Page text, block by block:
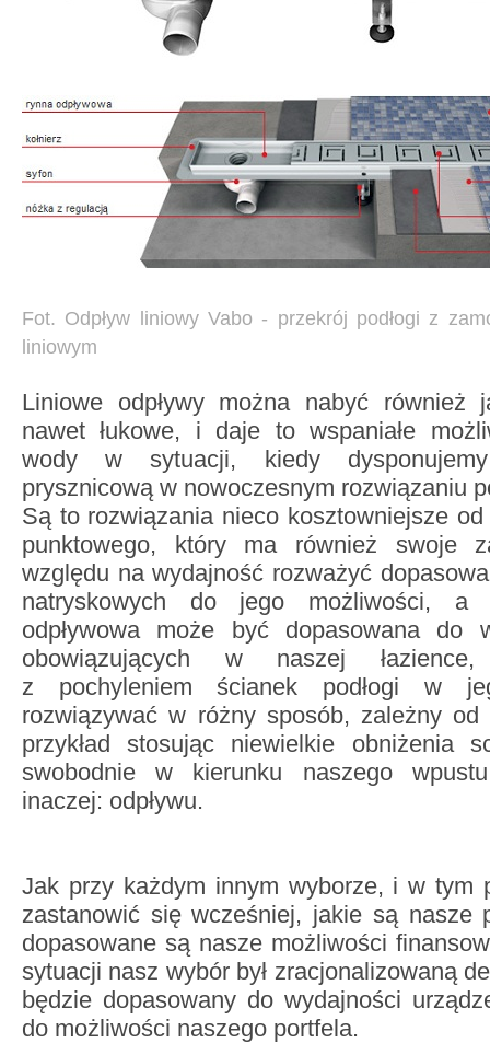
Fot. Odpływ liniowy Vabo - przekrój podłogi z
liniowym
Liniowe odpływy można nabyć
nawet łukowe, i daje to wspaniałe
wody w sytuacji, kiedy
prysznicową w nowoczesnym rozwiązaniu
Są to rozwiązania nieco kosztowniejsze od
punktowego, który ma również swoje
względu na wydajność rozważyć
natryskowych do jego możliwości, a
odpływowa może być dopasowana do
obowiązujących w naszej łazience,
z pochyleniem ścianek podłogi w
rozwiązywać w różny sposób, zależny
przykład stosując niewielkie obniżenia
swobodnie w kierunku naszego
inaczej: odpływu.
Jak przy każdym innym wyborze, i w tym
zastanowić się wcześniej, jakie są nasze
dopasowane są nasze możliwości
sytuacji nasz wybór był zracjonalizowaną
będzie dopasowany do wydajności
do możliwości naszego portfela.